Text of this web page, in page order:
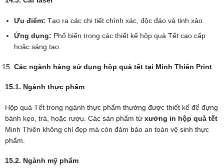
Ưu điểm: Tạo ra các chi tiết chính xác, độc đáo và tinh xảo.
Ứng dụng: Phổ biến trong các thiết kế hộp quà Tết cao cấp
hoặc sáng tạo.
Các ngành hàng sử dụng hộp quà tết tại Minh Thiên Print
15.1. Ngành thực phẩm
Hộp quà Tết trong ngành thực phẩm thường được thiết kế để đựng
bánh kẹo, trà, hoặc rượu. Các sản phẩm từ xưởng in hộp quà tết
Minh Thiên không chỉ đẹp mà còn đảm bảo an toàn vệ sinh thực
phẩm.
15.2. Ngành mỹ phẩm